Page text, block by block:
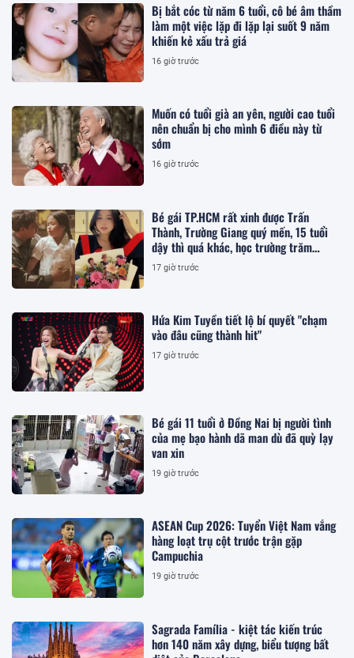
Bị bắt cóc từ năm 6 tuổi, cô bé âm thầm
làm một việc lặp đi lặp lại suốt 9 năm
khiến kẻ xấu trả giá
16 giờ trước
Muốn có tuổi già an yên, người cao tuổi
nên chuẩn bị cho mình 6 điều này từ
sớm
16 giờ trước
Bé gái TP.HCM rất xinh được Trấn
Thành, Trường Giang quý mến, 15 tuổi
dậy thì quá khác, học trường trăm
triệu/năm
17 giờ trước
Hứa Kim Tuyền tiết lộ bí quyết "chạm
vào đâu cũng thành hit"
17 giờ trước
Bé gái 11 tuổi ở Đồng Nai bị người tình
của mẹ bạo hành dã man dù đã quỳ lạy
van xin
19 giờ trước
ASEAN Cup 2026: Tuyển Việt Nam vắng
hàng loạt trụ cột trước trận gặp
Campuchia
19 giờ trước
Sagrada Família - kiệt tác kiến trúc
hơn 140 năm xây dựng, biểu tượng bất